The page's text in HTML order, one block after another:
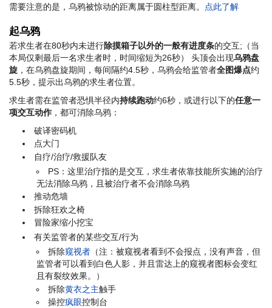
需要注意的是，乌鸦被惊动的距离属于圆柱型距离。 点此了解
起乌鸦
若求生者在80秒内未进行除摸箱子以外的一般有进度条的交互;（当
本局仅剩最后一名求生者时，时间缩短为26秒） 头顶会出现乌鸦盘
旋 ，在乌鸦盘旋期间，每间隔约4.5秒，乌鸦会给监管者全图爆点约
5.5秒，提示出乌鸦的求生者位置。
求生者需在监管者恐惧半径内持续跑动约6秒，或进行以下的任意一
项交互动作 ，都可消除乌鸦：
破译密码机
点大门
自疗/治疗/救援队友
PS：这里治疗指的是交互，求生者依靠技能所实施的治疗
无法消除乌鸦，且被治疗者不会消除乌鸦
推动危墙
拆除狂欢之椅
冒险家缩小挖宝
有关监管者的某些交互/行为
拆除窥视者（注：被窥视者看到不会报点，没有声音，但
监管者可以看到白色人影，并且雷达上的窥视者图标会变红
且有裂纹效果。）
拆除黄衣之主触手
操控疯眼控制台